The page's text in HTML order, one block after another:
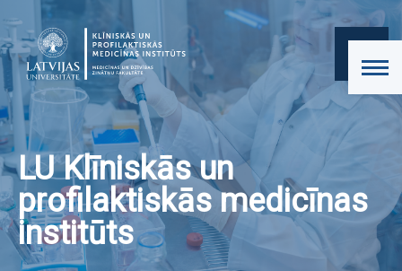
LU Klīniskās un
profilaktiskās medicīnas
institūts